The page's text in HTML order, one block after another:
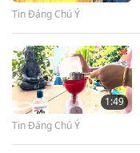
Tin Đáng Chú Ý
1:49
Tin Đáng Chú Ý